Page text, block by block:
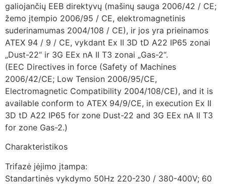
galiojančių EEB direktyvų (mašinų sauga 2006/42 / CE;
žemo įtempio 2006/95 / CE, elektromagnetinis
suderinamumas 2004/108 / CE), ir jos yra prieinamos
ATEX 94 / 9 / CE, vykdant Ex II 3D tD A22 IP65 zonai
„Dust-22“ ir 3G EEx nA II T3 zonai „Gas-2“.
(EEC Directives in force (Safety of Machines
2006/42/CE; Low Tension 2006/95/CE,
Electromagnetic Compatibility 2004/108/CE), and it is
available conform to ATEX 94/9/CE, in execution Ex II
3D tD A22 IP65 for zone Dust-22 and 3G EEx nA II T3
for zone Gas-2.)
Charakteristikos
Trifazė įėjimo įtampa:
Standartinės vykdymo 50Hz 220-230 / 380-400V; 60